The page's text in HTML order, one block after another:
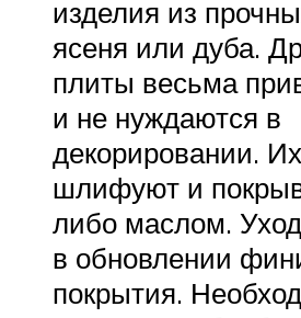
изделия из
ясеня или дуба.
плиты весьма
и не нуждаются в
декорировании.
шлифуют и
либо маслом.
в обновлении
покрытия.